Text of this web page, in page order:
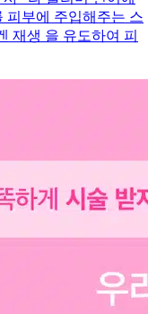
피부에 주입해주는 스
재생 을 유도하여 피